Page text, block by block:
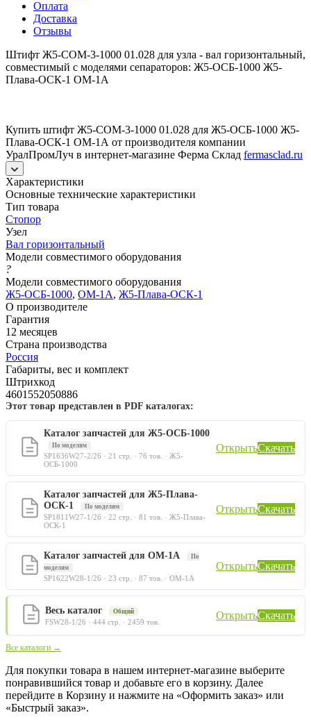
Оплата
Доставка
Отзывы
Штифт Ж5-СОМ-3-1000 01.028 для узла - вал горизонтальный,
совместимый с моделями сепараторов: Ж5-ОСБ-1000 Ж5-
Плава-ОСК-1 ОМ-1А
Купить штифт Ж5-СОМ-3-1000 01.028 для Ж5-ОСБ-1000 Ж5-
Плава-ОСК-1 ОМ-1А от производителя компании
УралПромЛуч в интернет-магазине Ферма Склад fermasclad.ru
Характеристики
Основные технические характеристики
Тип товара
Стопор
Узел
Вал горизонтальный
Модели совместимого оборудования
?
Модели совместимого оборудования
Ж5-ОСБ-1000, ОМ-1А, Ж5-Плава-ОСК-1
О производителе
Гарантия
12 месяцев
Страна производства
Россия
Габариты, вес и комплект
Штрихкод
4601552050886
Этот товар представлен в PDF каталогах:
Каталог запчастей для Ж5-ОСБ-1000
По моделям
SP1636W27-2/26 · 21 стр. · 76 тов. · Ж5-
ОСБ-1000
ОткрытьСкачать
Каталог запчастей для Ж5-Плава-
ОСК-1
По моделям
SP1811W27-1/26 · 22 стр. · 81 тов. · Ж5-Плава-
ОСК-1
ОткрытьСкачать
Каталог запчастей для ОМ-1А
По
моделям
SP1622W28-1/26 · 23 стр. · 87 тов. · ОМ-1А
ОткрытьСкачать
Весь каталог Общий
FSW28-1/26 · 444 стр. · 2459 тов.
ОткрытьСкачать
Все каталоги →
Для покупки товара в нашем интернет-магазине выберите
понравившийся товар и добавьте его в корзину. Далее
перейдите в Корзину и нажмите на «Оформить заказ» или
«Быстрый заказ».